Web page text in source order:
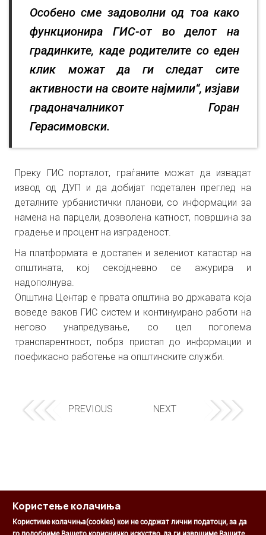
Особено сме задоволни од тоа како
функционира ГИС-от во делот на
градинките, каде родителите со еден
клик можат да ги следат сите
активности на своите најмили“, изјави
градоначалникот Горан
Герасимовски.
Преку ГИС порталот, граѓаните можат да извадат
извод од ДУП и да добијат подетален преглед на
деталните урбанистички планови, со информации за
намена на парцели, дозволена катност, површина за
градење и процент на изграденост.
На платформата е достапен и зелениот катастар на
општината, кој секојдневно се ажурира и
надополнува.
Општина Центар е првата општина во државата која
воведе ваков ГИС систем и континуирано работи на
негово унапредување, со цел поголема
транспарентност, побрз пристап до информации и
поефикасно работење на општинските служби.
PREVIOUS NEXT
Користење колачиња
Користиме колачиња(cookies) кои не содржат лични податоци, за да